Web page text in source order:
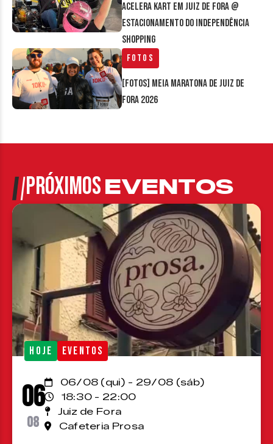
Acelera Kart em Juiz de Fora @
estacionamento do Independência
Shopping
Fotos
[FOTOS] Meia Maratona de Juiz de
Fora 2026
PRÓXIMOSEVENTOS
HOJE EVENTOS
06
08
06/08 (qui) - 29/08 (sáb)
18:30 - 22:00
Juiz de Fora
Cafeteria Prosa